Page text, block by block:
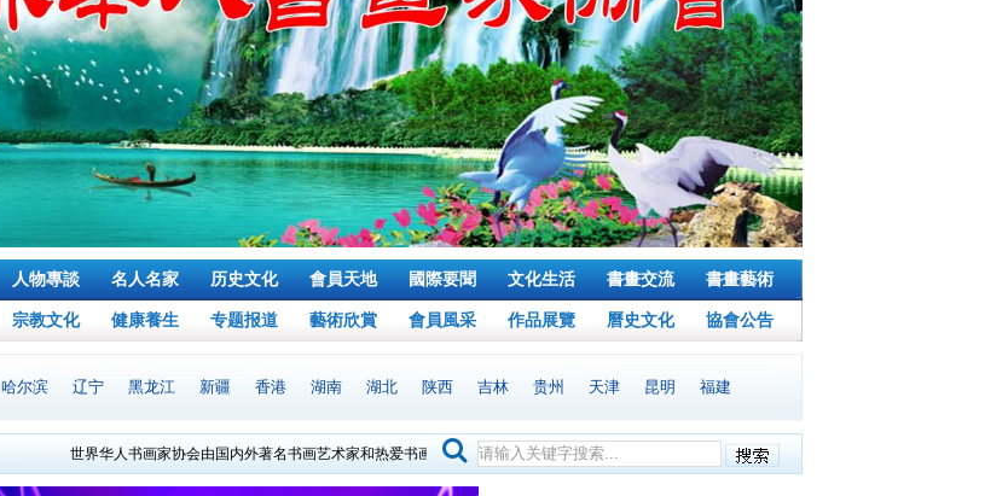
人物專談 名人名家 历史文化 會員天地 國際要聞 文化生活 書畫交流 書畫藝術
宗教文化 健康養生 专题报道 藝術欣賞 會員風采 作品展覽 曆史文化 協會公告
哈尔滨 辽宁 黑龙江 新疆 香港 湖南 湖北 陕西 吉林 贵州 天津 昆明 福建
世界华人书画家协会由国内外著名书画艺术家和热爱书画艺术的社会各界人士及国际知名艺术机构自愿组成的非营利性书画社会团体，为世界华人书